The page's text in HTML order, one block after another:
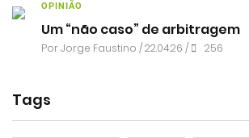
OPINIÃO
Um “não caso” de arbitragem
PorJorge Faustino / 22.04.26 / 256
Tags